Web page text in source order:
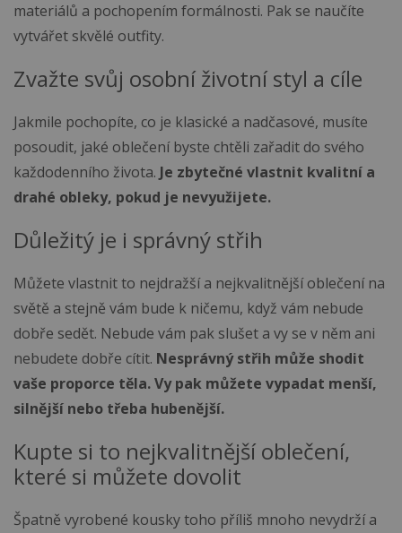
materiálů a pochopením formálnosti. Pak se naučíte
vytvářet skvělé outfity.
Zvažte svůj osobní životní styl a cíle
Jakmile pochopíte, co je klasické a nadčasové, musíte
posoudit, jaké oblečení byste chtěli zařadit do svého
každodenního života. Je zbytečné vlastnit kvalitní a
drahé obleky, pokud je nevyužijete.
Důležitý je i správný střih
Můžete vlastnit to nejdražší a nejkvalitnější oblečení na
světě a stejně vám bude k ničemu, když vám nebude
dobře sedět. Nebude vám pak slušet a vy se v něm ani
nebudete dobře cítit. Nesprávný střih může shodit
vaše proporce těla. Vy pak můžete vypadat menší,
silnější nebo třeba hubenější.
Kupte si to nejkvalitnější oblečení,
které si můžete dovolit
Špatně vyrobené kousky toho příliš mnoho nevydrží a